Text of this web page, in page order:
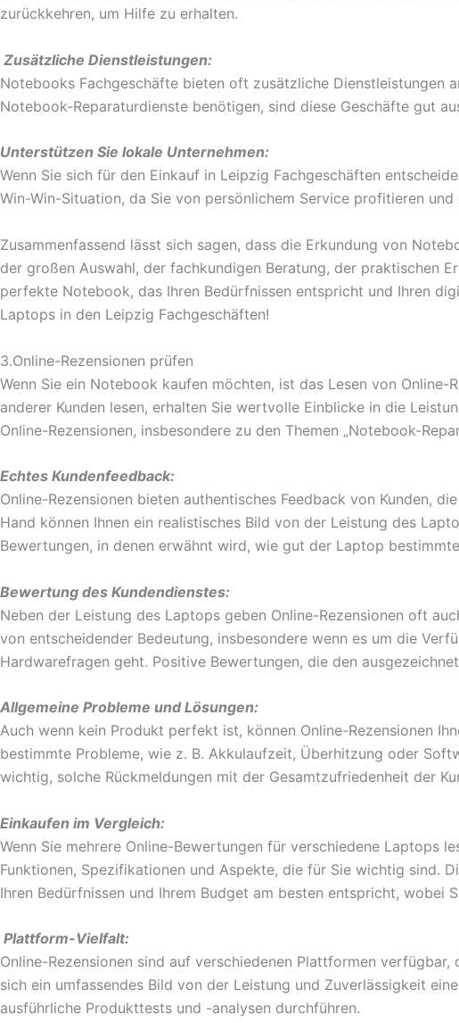
zurückkehren, um Hilfe zu erhalten.
Zusätzliche Dienstleistungen:
Notebooks Fachgeschäfte bieten oft zusätzliche Dienstleistungen
Notebook-Reparaturdienste benötigen, sind diese Geschäfte gut
Unterstützen Sie lokale Unternehmen:
Wenn Sie sich für den Einkauf in Leipzig Fachgeschäften
Win-Win-Situation, da Sie von persönlichem Service profitieren
Zusammenfassend lässt sich sagen, dass die Erkundung von
der großen Auswahl, der fachkundigen Beratung, der praktischen
perfekte Notebook, das Ihren Bedürfnissen entspricht und Ihren
Laptops in den Leipzig Fachgeschäften!
3.Online-Rezensionen prüfen
Wenn Sie ein Notebook kaufen möchten, ist das Lesen von
anderer Kunden lesen, erhalten Sie wertvolle Einblicke in die
Online-Rezensionen, insbesondere zu den Themen „Notebook-
Echtes Kundenfeedback:
Online-Rezensionen bieten authentisches Feedback von Kunden,
Hand können Ihnen ein realistisches Bild von der Leistung des
Bewertungen, in denen erwähnt wird, wie gut der Laptop
Bewertung des Kundendienstes:
Neben der Leistung des Laptops geben Online-Rezensionen oft
von entscheidender Bedeutung, insbesondere wenn es um die
Hardwarefragen geht. Positive Bewertungen, die den
Allgemeine Probleme und Lösungen:
Auch wenn kein Produkt perfekt ist, können Online-Rezensionen
bestimmte Probleme, wie z. B. Akkulaufzeit, Überhitzung oder
wichtig, solche Rückmeldungen mit der Gesamtzufriedenheit der
Einkaufen im Vergleich:
Wenn Sie mehrere Online-Bewertungen für verschiedene Laptops
Funktionen, Spezifikationen und Aspekte, die für Sie wichtig sind.
Ihren Bedürfnissen und Ihrem Budget am besten entspricht,
Plattform-Vielfalt:
Online-Rezensionen sind auf verschiedenen Plattformen
sich ein umfassendes Bild von der Leistung und Zuverlässigkeit
ausführliche Produkttests und -analysen durchführen.